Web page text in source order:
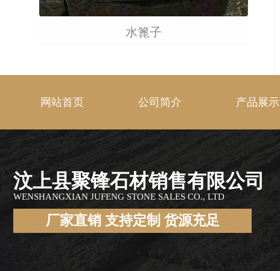
水篦子
网站首页 公司简介 产品展示
汶上县聚锋石材销售有限公司
WENSHANGXIAN JUFENG STONE SALES CO., LTD
厂家直销 支持定制 货源充足